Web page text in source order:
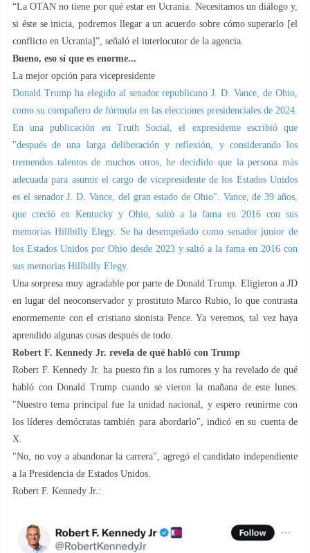
“La OTAN no tiene por qué estar en Ucrania. Necesitamos un diálogo y,
si éste se inicia, podremos llegar a un acuerdo sobre cómo superarlo [el
conflicto en Ucrania]”, señaló el interlocutor de la agencia.
Bueno, eso sí que es enorme...
La mejor opción para vicepresidente
Donald Trump ha elegido al senador republicano J. D. Vance, de Ohio,
como su compañero de fórmula en las elecciones presidenciales de 2024.
En una publicación en Truth Social, el expresidente escribió que
"después de una larga deliberación y reflexión, y considerando los
tremendos talentos de muchos otros, he decidido que la persona más
adecuada para asumir el cargo de vicepresidente de los Estados Unidos
es el senador J. D. Vance, del gran estado de Ohio". Vance, de 39 años,
que creció en Kentucky y Ohio, saltó a la fama en 2016 con sus
memorias Hillbilly Elegy. Se ha desempeñado como senador junior de
los Estados Unidos por Ohio desde 2023 y saltó a la fama en 2016 con
sus memorias Hillbilly Elegy.
Una sorpresa muy agradable por parte de Donald Trump. Eligieron a JD
en lugar del neoconservador y prostituto Marco Rubio, lo que contrasta
enormemente con el cristiano sionista Pence. Ya veremos, tal vez haya
aprendido algunas cosas después de todo.
Robert F. Kennedy Jr. revela de qué habló con Trump
Robert F. Kennedy Jr. ha puesto fin a los rumores y ha revelado de qué
habló con Donald Trump cuando se vieron la mañana de este lunes.
"Nuestro tema principal fue la unidad nacional, y espero reunirme con
los líderes demócratas también para abordarlo", indicó en su cuenta de
X.
"No, no voy a abandonar la carrera", agregó el candidato independiente
a la Presidencia de Estados Unidos.
Robert F. Kennedy Jr.: